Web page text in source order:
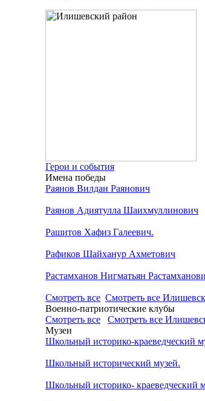
Герои и события
Имена победы
Раянов Вилдан Раянович
Раянов Адиятулла Шаихмуллинович
Рашитов Хафиз Галеевич.
Рафиков Шайханур Ахметович
Растамханов Нигматьян
Смотреть все Смотреть все
Военно-патриотические клубы
Смотреть все
Смотреть все
Музеи
Школьный историко-краеведческий
Школьный исторический музей.
Школьный историко- краеведческий